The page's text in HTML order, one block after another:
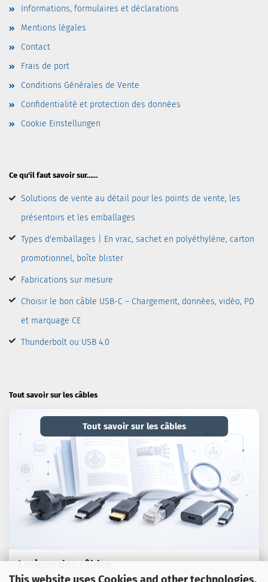
Informations, formulaires et déclarations
Mentions légales
Contact
Frais de port
Conditions Générales de Vente
Confidentialité et protection des données
Cookie Einstellungen
Ce qu'il faut savoir sur……
Solutions de vente au détail pour les points de vente, les
présentoirs et les emballages
Types d'emballages | En vrac, sachet en polyéthylène, carton
promotionnel, boîte blister
Fabrications sur mesure
Choisir le bon câble USB-C – Chargement, données, vidéo, PD
et marquage CE
Thunderbolt ou USB 4.0
Tout savoir sur les câbles
Tout savoir sur les câbles
Lexique des câbles